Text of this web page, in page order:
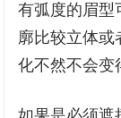
有弧度的眉型
廓比较立体或
化不然不会变